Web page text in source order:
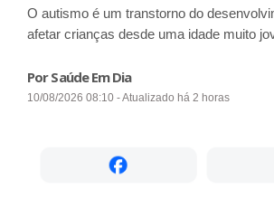
O autismo é um transtorno do
afetar crianças desde uma idade muito
Por Saúde Em Dia
10/08/2026 08:10 - Atualizado há 2 horas